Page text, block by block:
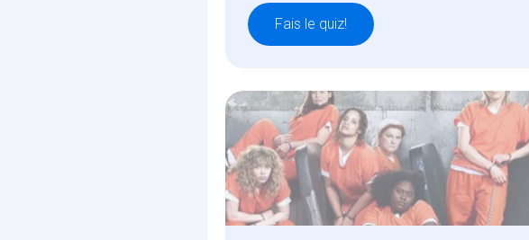
Fais le quiz!